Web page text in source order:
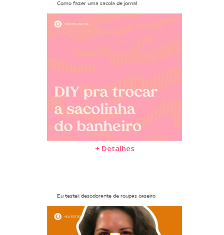
Como fazer uma sacola de jornal
+ Detalhes
Eu testei: desodorante de roupas caseiro